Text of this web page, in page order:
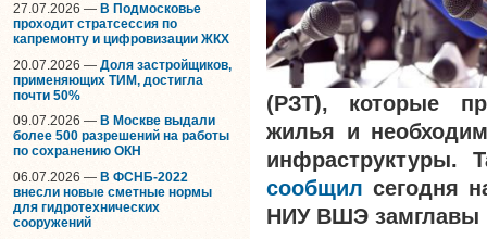
27.07.2026 — В Подмосковье
проходит стратсессия по
капремонту и цифровизации ЖКХ
20.07.2026 — Доля застройщиков,
применяющих ТИМ, достигла
почти 50%
09.07.2026 — В Москве выдали
более 500 разрешений на работы
по сохранению ОКН
06.07.2026 — В ФСНБ-2022
внесли новые сметные нормы
для гидротехнических
сооружений
(РЗТ), которые
жилья и
сообщил сегодня
НИУ ВШЭ замглавы